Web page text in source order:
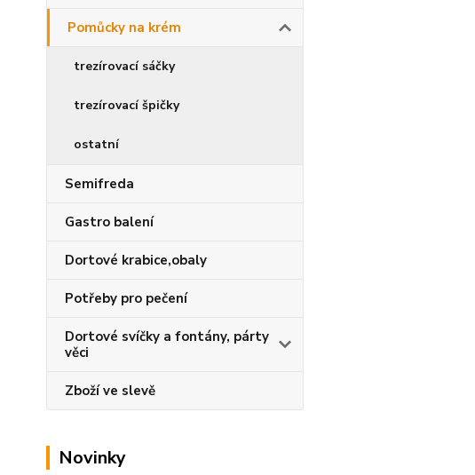
Pomůcky na krém
trezírovací sáčky
trezírovací špičky
ostatní
Semifreda
Gastro balení
Dortové krabice,obaly
Potřeby pro pečení
Dortové svíčky a fontány, párty
věci
Zboží ve slevě
Novinky